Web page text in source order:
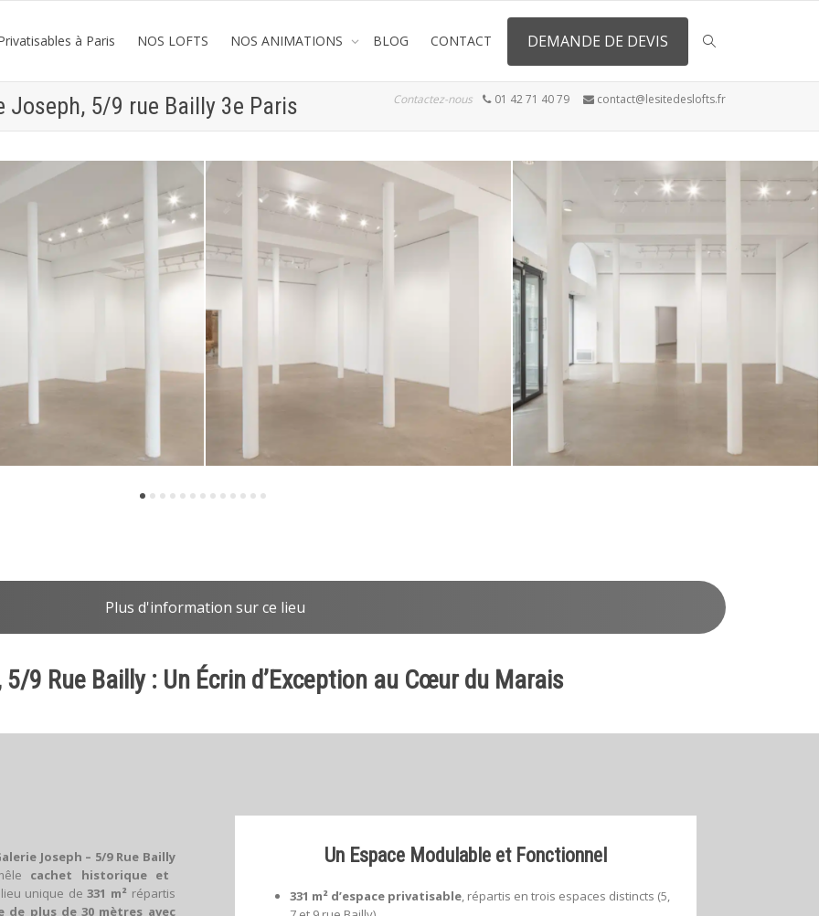
à Paris NOS LOFTS NOS ANIMATIONS BLOG CONTACT DEMANDE DE DEVIS
5/9 rue Bailly 3e Paris Contactez-nous 01 42 71 40 79 contact@lesitedeslofts.fr
Plus d'information sur ce lieu
9 Rue Bailly : Un Écrin d’Exception au Cœur du Marais
Joseph – 5/9 Rue Bailly
cachet historique et
lieu unique de331 m²répartis
de plus de 30 mètres avec
Un Espace Modulable et Fonctionnel
331 m² d’espace privatisable, répartis en trois espaces distincts (5,